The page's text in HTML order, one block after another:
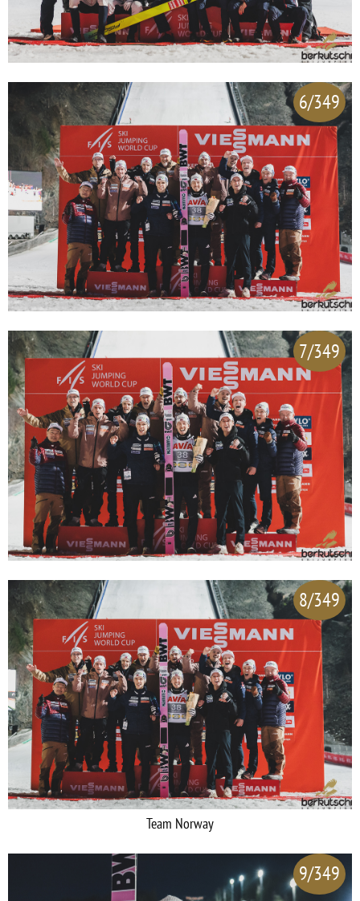
6/349
7/349
8/349
Team Norway
9/349